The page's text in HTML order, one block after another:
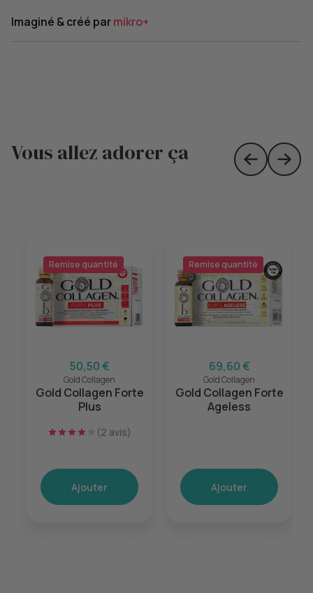
Imaginé & créé parmikro+
Vous allez adorer ça
Skip toSkip
Remise quantité
50,50 €
Gold Collagen
Gold Collagen Forte
Plus
(2 avis)
Ajouter
Remise quantité
69,60 €
Gold Collagen
Gold Collagen Forte
Ageless
Ajouter